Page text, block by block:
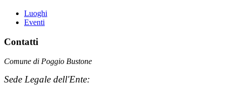
Luoghi
Eventi
Contatti
Comune di Poggio Bustone
Sede Legale dell'Ente: